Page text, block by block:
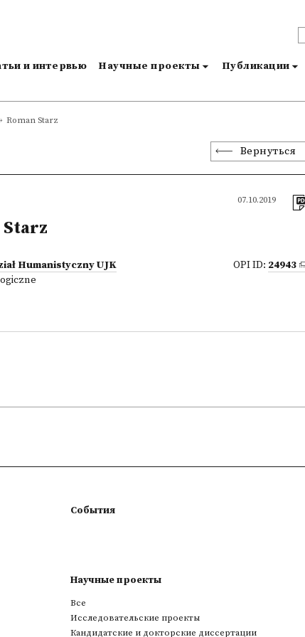
и интервью Научные проекты Публикации
Roman Starz
Вернуться
07.10.2019
Starz
Humanistyczny UJK
OPI ID: 24943
События
Научные проекты
Все
Исследовательские проекты
Кандидатские и докторские диссертации